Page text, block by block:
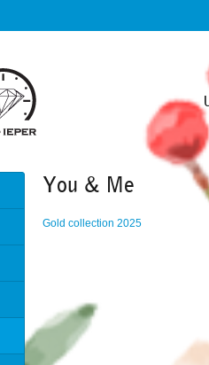
You & Me
Gold collection 2025